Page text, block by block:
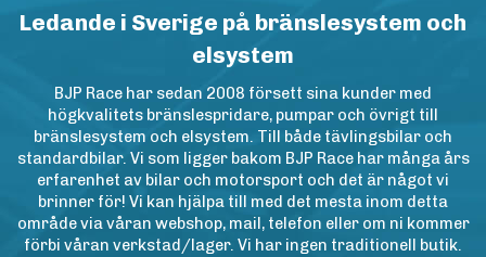
Ledande i Sverige på bränslesystem och
elsystem
BJP Race har sedan 2008 försett sina kunder med
högkvalitets bränslespridare, pumpar och övrigt till
bränslesystem och elsystem. Till både tävlingsbilar och
standardbilar. Vi som ligger bakom BJP Race har många års
erfarenhet av bilar och motorsport och det är något vi
brinner för! Vi kan hjälpa till med det mesta inom detta
område via våran webshop, mail, telefon eller om ni kommer
förbi våran verkstad/lager. Vi har ingen traditionell butik.